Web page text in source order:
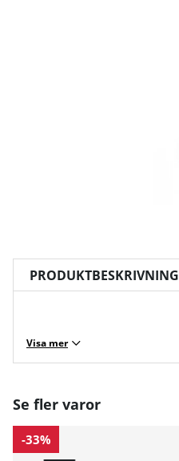
PRODUKTBESKRIVNING
Visa mer
Se fler varor
-33%